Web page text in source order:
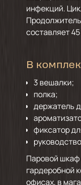
инфекций.
составляет
В
3 вешалки;
полка;
держатель
фиксатор
Паровой
гардеробной
офисах, в